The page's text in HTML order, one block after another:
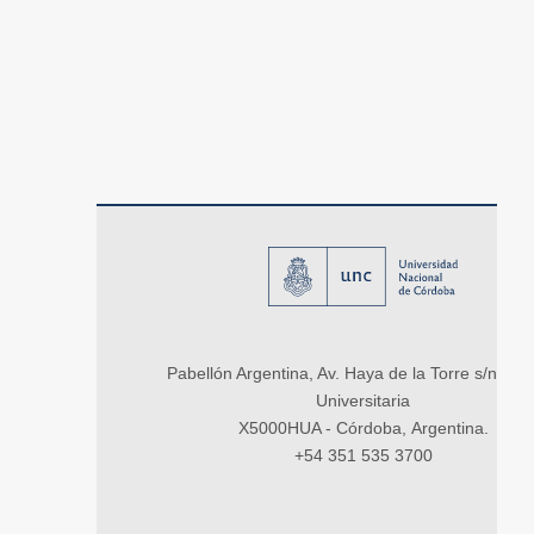
Pabellón Argentina, Av. Haya de la Torre s/n,
Universitaria
X5000HUA - Córdoba, Argentina.
+54 351 535 3700